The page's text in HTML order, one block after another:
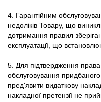
4. Гарантійним
недоліків Товару, що
дотримання правил
експлуатації, що
5. Для підтвердження права
обслуговування
пред'явити видаткову
накладної претензії не